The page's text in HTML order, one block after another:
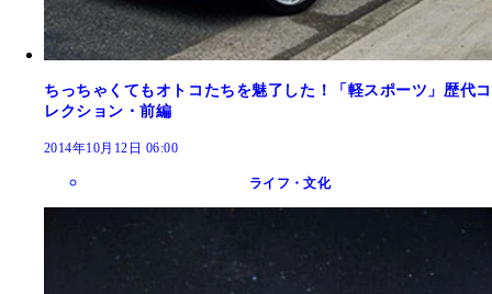
ちっちゃくてもオトコたちを魅了した！「軽スポーツ」歴代コ
レクション・前編
2014年10月12日 06:00
ライフ・文化